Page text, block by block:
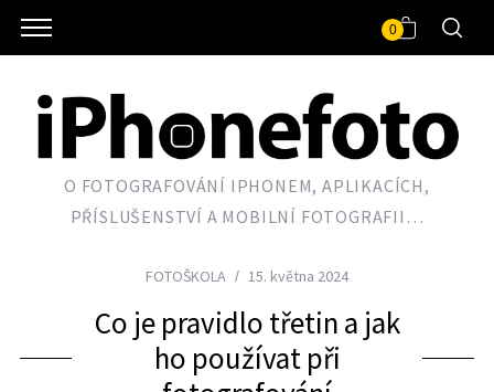
0
O FOTOGRAFOVÁNÍ IPHONEM, APLIKACÍCH,
PŘÍSLUŠENSTVÍ A MOBILNÍ FOTOGRAFII…
FOTOŠKOLA 15. května 2024
Co je pravidlo třetin a jak
ho používat při